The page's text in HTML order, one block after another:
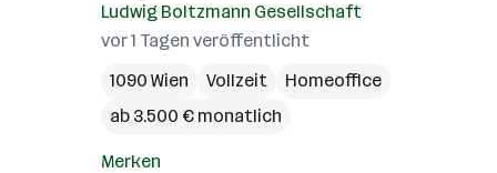
Ludwig Boltzmann Gesellschaft
vor 1 Tagen veröffentlicht
1090 Wien
Vollzeit
Homeoffice
ab 3.500 € monatlich
Merken